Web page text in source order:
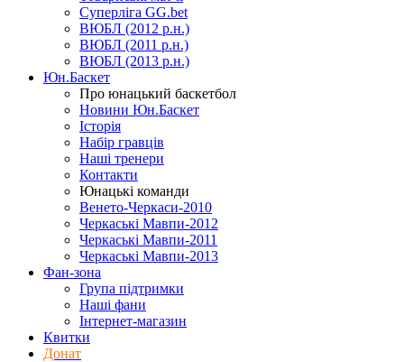
Суперліга GG.bet
ВЮБЛ (2012 р.н.)
ВЮБЛ (2011 р.н.)
ВЮБЛ (2013 р.н.)
Юн.Баскет
Про юнацький баскетбол
Новини Юн.Баскет
Історія
Набір гравців
Наші тренери
Контакти
Юнацькі команди
Венето-Черкаси-2010
Черкаські Мавпи-2012
Черкаські Мавпи-2011
Черкаські Мавпи-2013
Фан-зона
Група підтримки
Наші фани
Інтернет-магазин
Квитки
Донат